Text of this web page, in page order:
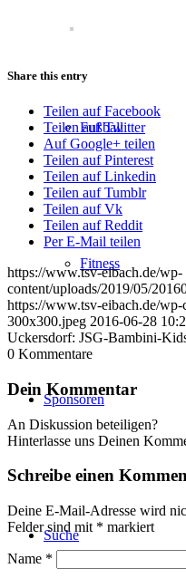
Fußball
Fitness
Sponsoren
Suche
Share this entry
Teilen auf Facebook
Teilen auf Twitter
Auf Google+ teilen
Teilen auf Pinterest
Teilen auf Linkedin
Teilen auf Tumblr
Teilen auf Vk
Teilen auf Reddit
Per E-Mail teilen
https://www.tsv-eibach.de/wp-
content/uploads/2019/05/
https://www.tsv-eibach.de/
300x300.jpeg 2016-06-28
Uckersdorf: JSG-Bambini-
0 Kommentare
Dein Kommentar
An Diskussion beteiligen?
Hinterlasse uns Deinen
Schreibe einen
Deine E-Mail-Adresse wird
Felder sind mit * markiert
Name *